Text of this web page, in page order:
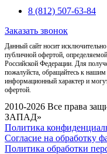
8 (812) 507-63-84
Заказать звонок
Данный сайт носит
публичной офертой,
Российской Федерации. Для
пожалуйста, обращайтесь к
информационный характер и
офертой.
2010-2026 Все права
ЗАПАД»
Политика
Согласие на обработку
Политика обработки